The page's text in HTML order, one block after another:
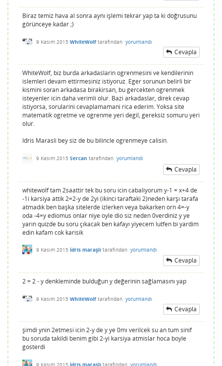
Biraz temiz hava al sonra aynı işlemi tekrar yap ta ki doğrusunu
görünceye kadar ;)
9 Kasım 2015 WhiteWolf tarafından yorumlandı
Cevapla
WhiteWolf, biz burda arkadaslarin ogrenmesini ve kendilerinin
islemleri devam ettirmesiniz istiyoruz. Eger sorunun belirli bir
kismini soran arkadasa birakirsan, bu gercekten ogrenmek
isteyenler icin daha verimli olur. Bazi arkadaslar, direk cevap
istiyorsa, sorularini cevaplamamani rica ederim. Yoksa site
matematik ogretme ve ogrenme yeri degil, gereksiz somuru yeri
olur.
Idris Marasli bey siz de bu bilincle ogrenmeye calisin.
9 Kasım 2015 Sercan tarafından yorumlandı
Cevapla
whitewolf tam 2saattir tek bu soru icin cabaliyorum y-1 = x+4 de
-1i karsiya attik 2=2-y de 2yi (ikinci taraftaki 2)neden karşı tarafa
atmadık ben başka sitelerde izlerken veya bakarken orn 4=-y
oda -4=y ediomus onlar niye oyle dio siz neden 0verdiniz y ye
yarın quizde bu soru çıkacak ben kafayı yiyecem lutfen bi yardim
edin kafam cok karisik
9 Kasım 2015 İdris maraşlı tarafından yorumlandı
Cevapla
2 = 2 - y denkleminde bulduğun y değerinin sağlamasını yap
9 Kasım 2015 WhiteWolf tarafından yorumlandı
Cevapla
şimdi ynin 2etmesi icin 2-y de y ye 0mı verilcek su an tum sinif
bu soruda takildi benim gibi 2-yi karsiya atmislar hoca boyle
gosterdi
9 Kasım 2015 İdris maraşlı tarafından yorumlandı